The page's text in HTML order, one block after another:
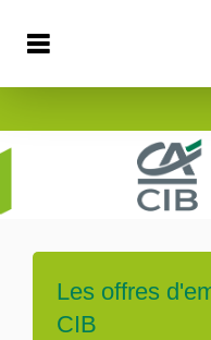
Les offres
CIB